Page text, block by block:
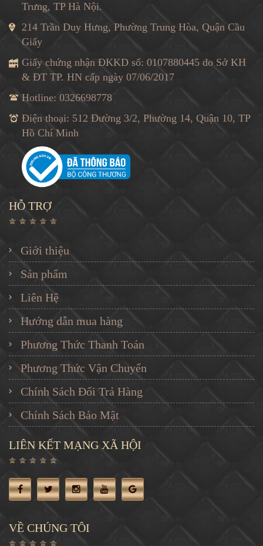
Trưng, TP Hà Nội.
214 Trần Duy Hưng, Phường Trung Hòa, Quận Cầu
Giấy
Giấy chứng nhận ĐKKD số: 0107880445 do Sở KH
& ĐT TP. HN cấp ngày 07/06/2017
Hotline: 0326698778
Điện thoại: 512 Đường 3/2, Phường 14, Quận 10, TP
Hồ Chí Minh
HỖ TRỢ
Giới thiệu
Sản phẩm
Liên Hệ
Hướng dẫn mua hàng
Phương Thức Thanh Toán
Phương Thức Vận Chuyển
Chính Sách Đổi Trả Hàng
Chính Sách Bảo Mật
LIÊN KẾT MẠNG XÃ HỘI
VỀ CHÚNG TÔI